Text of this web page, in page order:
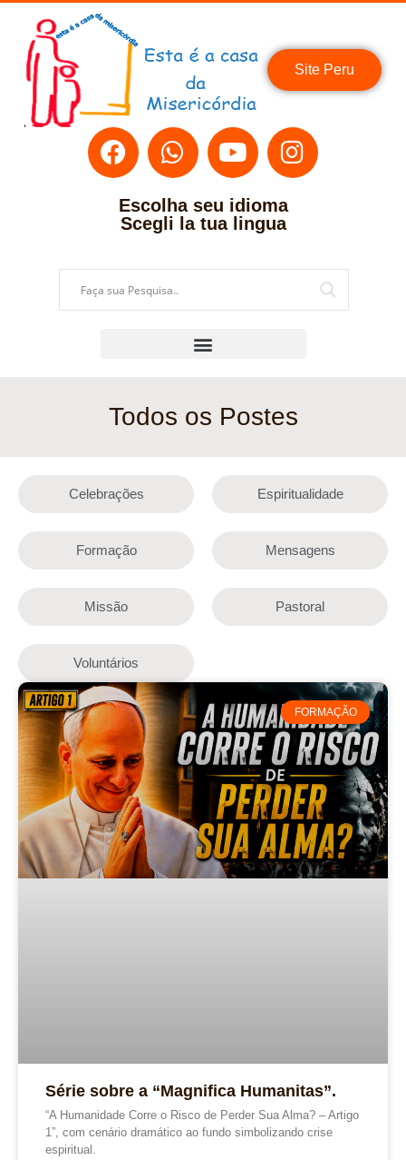
Site Peru
Escolha seu idioma
Scegli la tua lingua
Todos os Postes
Celebrações Espiritualidade
Formação Mensagens
Missão Pastoral
Voluntários
FORMAÇÃO
Série sobre a “Magnifica Humanitas”.
“A Humanidade Corre o Risco de Perder Sua Alma? – Artigo
1”, com cenário dramático ao fundo simbolizando crise
espiritual.